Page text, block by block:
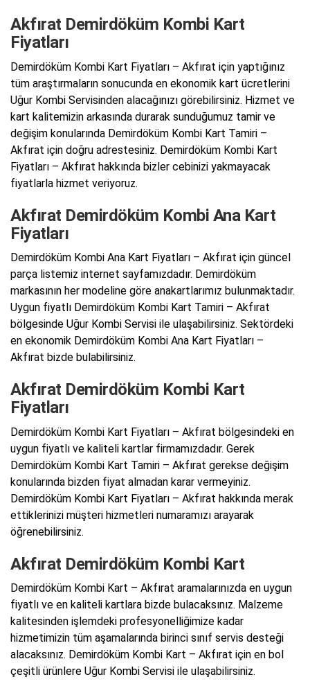
Akfırat Demirdöküm Kombi Kart
Fiyatları
Demirdöküm Kombi Kart Fiyatları – Akfırat için yaptığınız
tüm araştırmaların sonucunda en ekonomik kart ücretlerini
Uğur Kombi Servisinden alacağınızı görebilirsiniz. Hizmet ve
kart kalitemizin arkasında durarak sunduğumuz tamir ve
değişim konularında Demirdöküm Kombi Kart Tamiri –
Akfırat için doğru adrestesiniz. Demirdöküm Kombi Kart
Fiyatları – Akfırat hakkında bizler cebinizi yakmayacak
fiyatlarla hizmet veriyoruz.
Akfırat Demirdöküm Kombi Ana Kart
Fiyatları
Demirdöküm Kombi Ana Kart Fiyatları – Akfırat için güncel
parça listemiz internet sayfamızdadır. Demirdöküm
markasının her modeline göre anakartlarımız bulunmaktadır.
Uygun fiyatlı Demirdöküm Kombi Kart Tamiri – Akfırat
bölgesinde Uğur Kombi Servisi ile ulaşabilirsiniz. Sektördeki
en ekonomik Demirdöküm Kombi Ana Kart Fiyatları –
Akfırat bizde bulabilirsiniz.
Akfırat Demirdöküm Kombi Kart
Fiyatları
Demirdöküm Kombi Kart Fiyatları – Akfırat bölgesindeki en
uygun fiyatlı ve kaliteli kartlar firmamızdadır. Gerek
Demirdöküm Kombi Kart Tamiri – Akfırat gerekse değişim
konularında bizden fiyat almadan karar vermeyiniz.
Demirdöküm Kombi Kart Fiyatları – Akfırat hakkında merak
ettiklerinizi müşteri hizmetleri numaramızı arayarak
öğrenebilirsiniz.
Akfırat Demirdöküm Kombi Kart
Demirdöküm Kombi Kart – Akfırat aramalarınızda en uygun
fiyatlı ve en kaliteli kartlara bizde bulacaksınız. Malzeme
kalitesinden işlemdeki profesyonelliğimize kadar
hizmetimizin tüm aşamalarında birinci sınıf servis desteği
alacaksınız. Demirdöküm Kombi Kart – Akfırat için en bol
çeşitli ürünlere Uğur Kombi Servisi ile ulaşabilirsiniz.